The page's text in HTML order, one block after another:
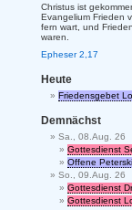
Christus ist
Evangelium Frieden
fern wart, und
waren.
Epheser 2,17
Heute
Friedensgebet
Demnächst
Sa., 08.Aug. 26
Gottesdienst
Offene
So., 09.Aug. 26
Gottesdienst
Gottesdienst